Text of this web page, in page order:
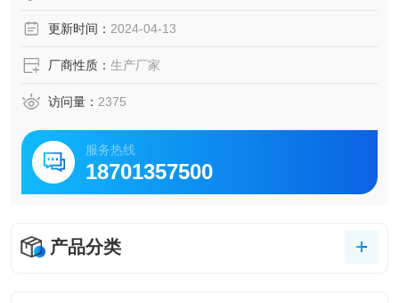
更新时间： 2024-04-13
厂商性质： 生产厂家
访问量： 2375
服务热线
18701357500
产品分类